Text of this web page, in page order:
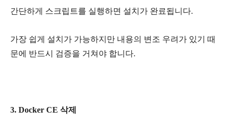
간단하게 스크립트를 실행하면 설치가 완료됩니다.
가장 쉽게 설치가 가능하지만 내용의 변조 우려가 있기 때
문에 반드시 검증을 거쳐야 합니다.
3. Docker CE 삭제